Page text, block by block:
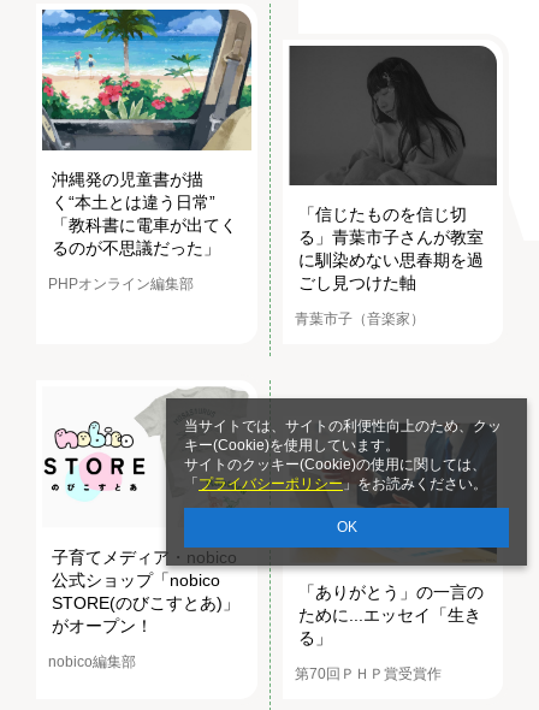
当サイトでは、サイトの利便性向上のため、クッ
キー(Cookie)を使用しています。
サイトのクッキー(Cookie)の使用に関しては、
「 プライバシーポリシー」をお読みください。
OK
沖縄発の児童書が描
く“本土とは違う日常”
「教科書に電車が出てく
るのが不思議だった」
PHPオンライン編集部
「信じたものを信じ切
る」青葉市子さんが教室
に馴染めない思春期を過
ごし見つけた軸
青葉市子（音楽家）
子育てメディア・nobico
公式ショップ「nobico
STORE(のびこすとあ)」
がオープン！
nobico編集部
「ありがとう」の一言の
ために...エッセイ「生き
る」
第70回ＰＨＰ賞受賞作